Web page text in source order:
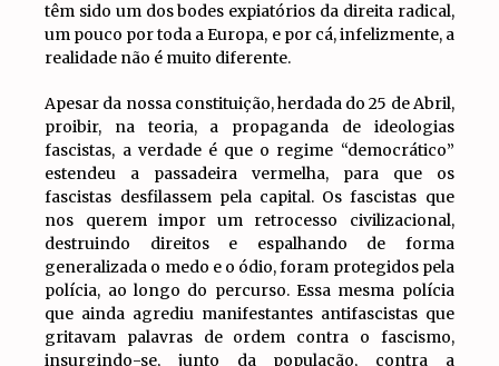
têm sido um dos bodes expiatórios da direita radical,
um pouco por toda a Europa, e por cá, infelizmente, a
realidade não é muito diferente.
Apesar da nossa constituição, herdada do 25 de Abril,
proibir, na teoria, a propaganda de ideologias
fascistas, a verdade é que o regime “democrático”
estendeu a passadeira vermelha, para que os
fascistas desfilassem pela capital. Os fascistas que
nos querem impor um retrocesso civilizacional,
destruindo direitos e espalhando de forma
generalizada o medo e o ódio, foram protegidos pela
polícia, ao longo do percurso. Essa mesma polícia
que ainda agrediu manifestantes antifascistas que
gritavam palavras de ordem contra o fascismo,
insurgindo-se, junto da população, contra a